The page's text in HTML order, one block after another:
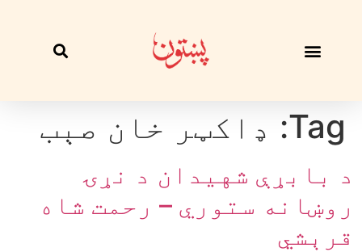
Tag: ډاکټر خان صېب
د بابړې شهيدان د نړۍ
روښانه ستوري – رحمت شاه
قرېشي